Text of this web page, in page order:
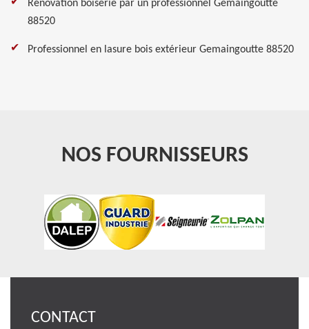
Rénovation boiserie par un professionnel Gemaingoutte
88520
Professionnel en lasure bois extérieur Gemaingoutte 88520
NOS FOURNISSEURS
CONTACT